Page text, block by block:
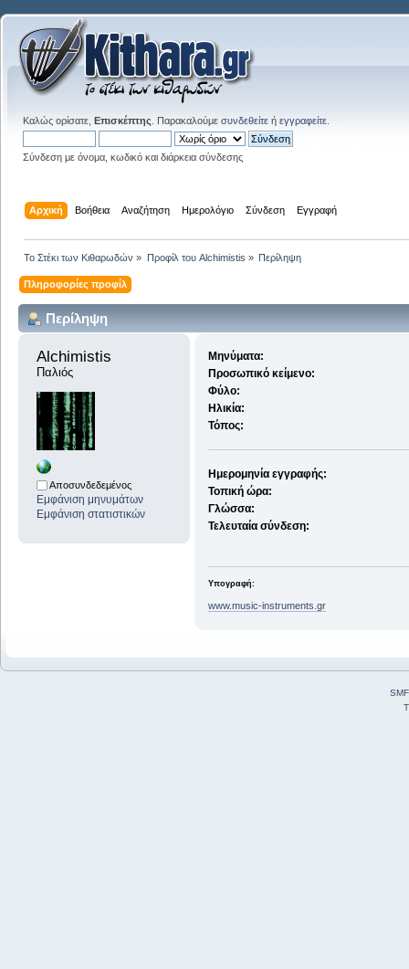
Καλώς ορίσατε, Επισκέπτης . Παρακαλούμε συνδεθείτε ή εγγραφείτε
Σύνδεση με όνομα, κωδικό και διάρκεια σύνδεσης
Αρχική Βοήθεια Αναζήτηση Ημερολόγιο Σύνδεση Εγγραφή
Το Στέκι των Κιθαρωδών » Προφίλ του Alchimistis » Περίληψη
Πληροφορίες προφίλ
Περίληψη
Alchimistis
Παλιός
Αποσυνδεδεμένος
Εμφάνιση μηνυμάτων
Εμφάνιση στατιστικών
Μηνύματα:
Προσωπικό κείμενο:
Φύλο:
Ηλικία:
Τόπος:
Ημερομηνία εγγραφής:
Τοπική ώρα:
Γλώσσα:
Τελευταία σύνδεση:
Υπογραφή:
www.music-instruments.gr